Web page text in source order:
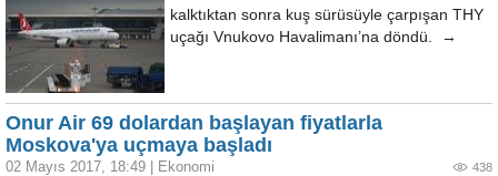
kalktıktan sonra kuş sürüsüyle çarpışan THY
uçağı Vnukovo Havalimanı’na döndü. →
Onur Air 69 dolardan başlayan fiyatlarla
Moskova'ya uçmaya başladı
02 Mayıs 2017, 18:49 Ekonomi 438